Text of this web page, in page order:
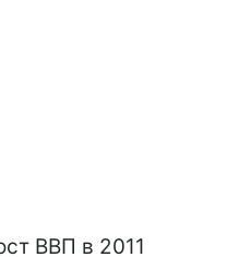
ВВП в 2011